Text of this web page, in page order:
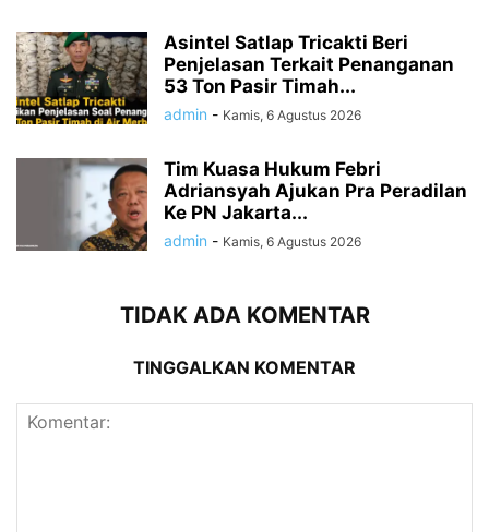
Asintel Satlap Tricakti Beri
Penjelasan Terkait Penanganan
53 Ton Pasir Timah...
admin - Kamis, 6 Agustus 2026
Tim Kuasa Hukum Febri
Adriansyah Ajukan Pra Peradilan
Ke PN Jakarta...
admin - Kamis, 6 Agustus 2026
TIDAK ADA KOMENTAR
TINGGALKAN KOMENTAR